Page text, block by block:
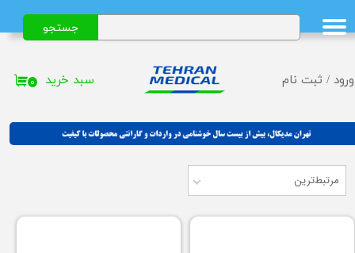
ورود / ثبت نام
حساب کاربری من
تغییر گذر واژه
خروج از حساب کاربری
جستجو
۰ سبد خرید
مرتبط‌ترین